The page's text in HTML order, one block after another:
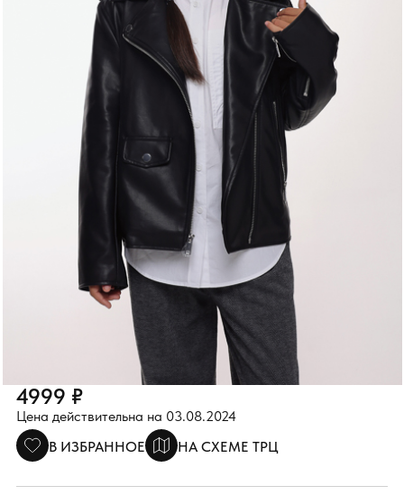
4999 ₽
Цена действительна на 03.08.2024
В ИЗБРАННОЕ НА СХЕМЕ ТРЦ